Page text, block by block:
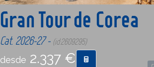
COMPRAR
Gran Tour de Corea
Cat. 2026-27 - (id:2609295)
desde 2.337 €